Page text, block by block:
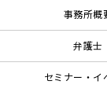
事務所概
弁護士
セミナー・イ